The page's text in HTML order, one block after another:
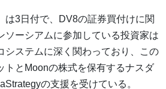
は3日付で、DV8の証券買付けに関
ソーシアムに参加している投資家は
システムに深く関わっており、この
トとMoonの株式を保有するナスダ
の支援を受けている。